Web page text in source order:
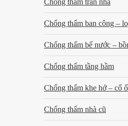
Chống thấm trần nhà
Chống thấm ban công –
Chống thấm bể nước –
Chống thấm tầng hầm
Chống thấm khe hở – cổ
Chống thấm nhà cũ